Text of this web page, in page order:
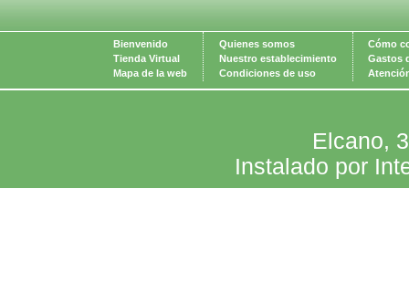
Bienvenido
Tienda Virtual
Mapa de la web
Quienes somos
Nuestro establecimiento
Condiciones de uso
Cómo
Gastos
Elcano,
Instalado por